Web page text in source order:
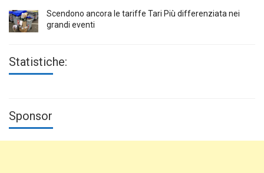
Scendono ancora le tariffe Tari Più differenziata nei
grandi eventi
Statistiche:
Sponsor